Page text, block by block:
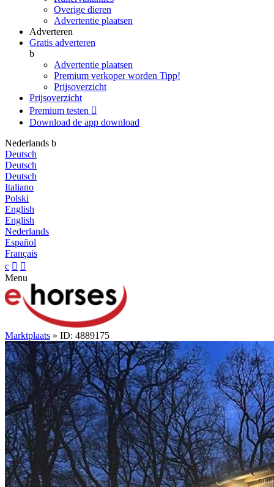
Overige dieren
Advertentie plaatsen
Adverteren
Gratis adverteren
b
Advertentie plaatsen
Premium verkoper worden Tipp!
Prijsoverzicht
Prijsoverzicht
Premium testen 
Download de app download
Nederlands b
Deutsch
Deutsch
Deutsch
Italiano
Polski
English
English
Nederlands
Español
Français
c  
Menu
Marktplaats » ID: 4889175